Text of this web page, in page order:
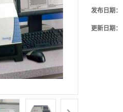
发布日期：
更新日期：